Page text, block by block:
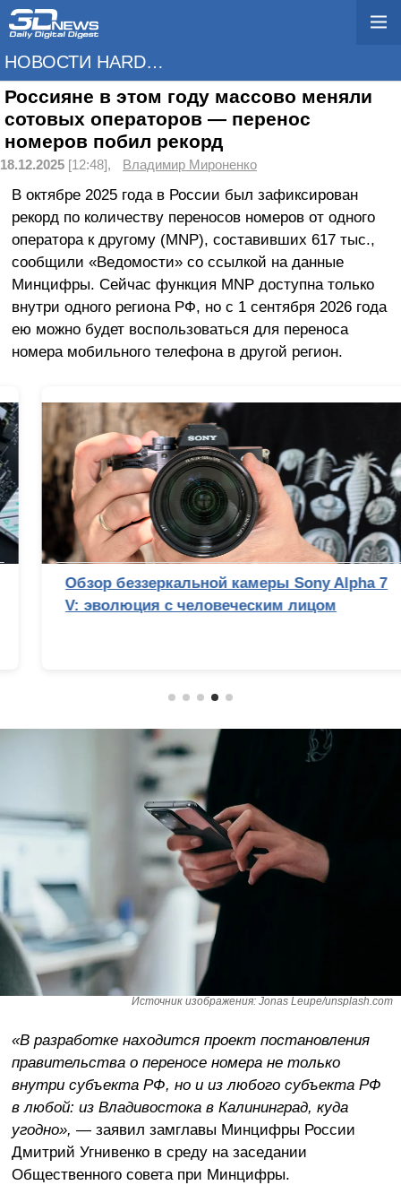
НОВОСТИ HARDWARE
Россияне в этом году массово меняли
сотовых операторов — перенос
номеров побил рекорд
18.12.2025 [12:48], Владимир Мироненко
В октябре 2025 года в России был зафиксирован
рекорд по количеству переносов номеров от одного
оператора к другому (MNP), составивших 617 тыс.,
сообщили «Ведомости» со ссылкой на данные
Минцифры. Сейчас функция MNP доступна только
внутри одного региона РФ, но с 1 сентября 2026 года
ею можно будет воспользоваться для переноса
номера мобильного телефона в другой регион.
Обзор беззеркальной камеры Sony Alpha 7
V: эволюция с человеческим лицом
Источник изображения: Jonas Leupe/unsplash.com
«В разработке находится проект постановления
правительства о переносе номера не только
внутри субъекта РФ, но и из любого субъекта РФ
в любой: из Владивостока в Калининград, куда
угодно», — заявил замглавы Минцифры России
Дмитрий Угнивенко в среду на заседании
Общественного совета при Минцифры.